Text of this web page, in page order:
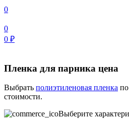
0
0
0 ₽
Пленка для парника цена
Выбрать полиэтиленовая пленка
стоимости.
Выберите